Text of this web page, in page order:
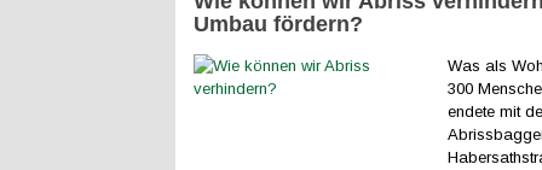
Umbau fördern?
Was als
300
endete mit